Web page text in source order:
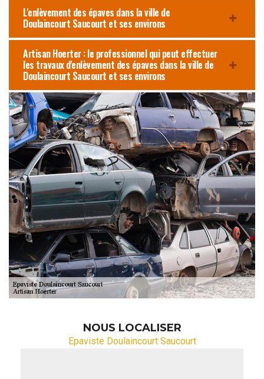
L'enlèvement des épaves dans la ville de
Doulaincourt Saucourt et ses environs
Artisan Hoerter : le professionnel qui peut effectuer
les travaux d'enlèvement des épaves dans la ville de
Doulaincourt Saucourt et ses environs
NOUS LOCALISER
Epaviste Doulaincourt Saucourt